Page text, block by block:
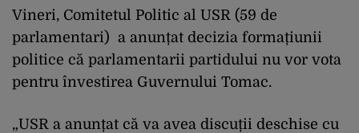
Vineri, Comitetul Politic al USR (59 de
parlamentari) a anunțat decizia formațiunii
politice că parlamentarii partidului nu vor vota
pentru învestirea Guvernului Tomac.
„USR a anunțat că va avea discuții deschise cu